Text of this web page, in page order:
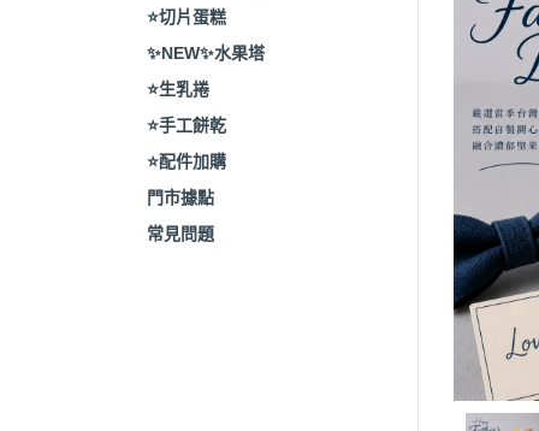
⭐️切片蛋糕
✨NEW✨水果塔
⭐️生乳捲
⭐️手工餅乾
⭐️配件加購
門市據點
常見問題